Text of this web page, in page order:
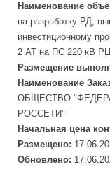
Наименование
на разработку РД,
инвестиционному
2 АТ на ПС 220 кВ
Размещение
Наименование
ОБЩЕСТВО "
РОССЕТИ"
Начальная цена
Размещено:
Обновлено: